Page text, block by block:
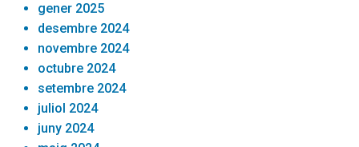
gener 2025
desembre 2024
novembre 2024
octubre 2024
setembre 2024
juliol 2024
juny 2024